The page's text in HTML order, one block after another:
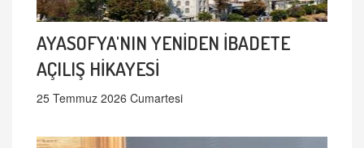
AYASOFYA'NIN YENİDEN İBADETE
AÇILIŞ HİKAYESİ
25 Temmuz 2026 Cumartesi